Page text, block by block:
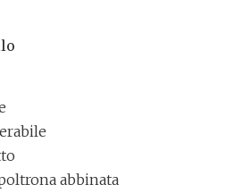
abbinata